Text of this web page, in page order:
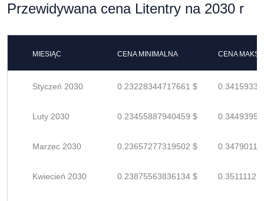
Przewidywana cena Litentry na 2030 r
MIESIĄC CENA MINIMALNA CENA
Styczeń 2030 0.23228344717661 $
Luty 2030 0.23455887940459 $
Marzec 2030 0.23657277319502 $
Kwiecień 2030 0.23875563836134 $